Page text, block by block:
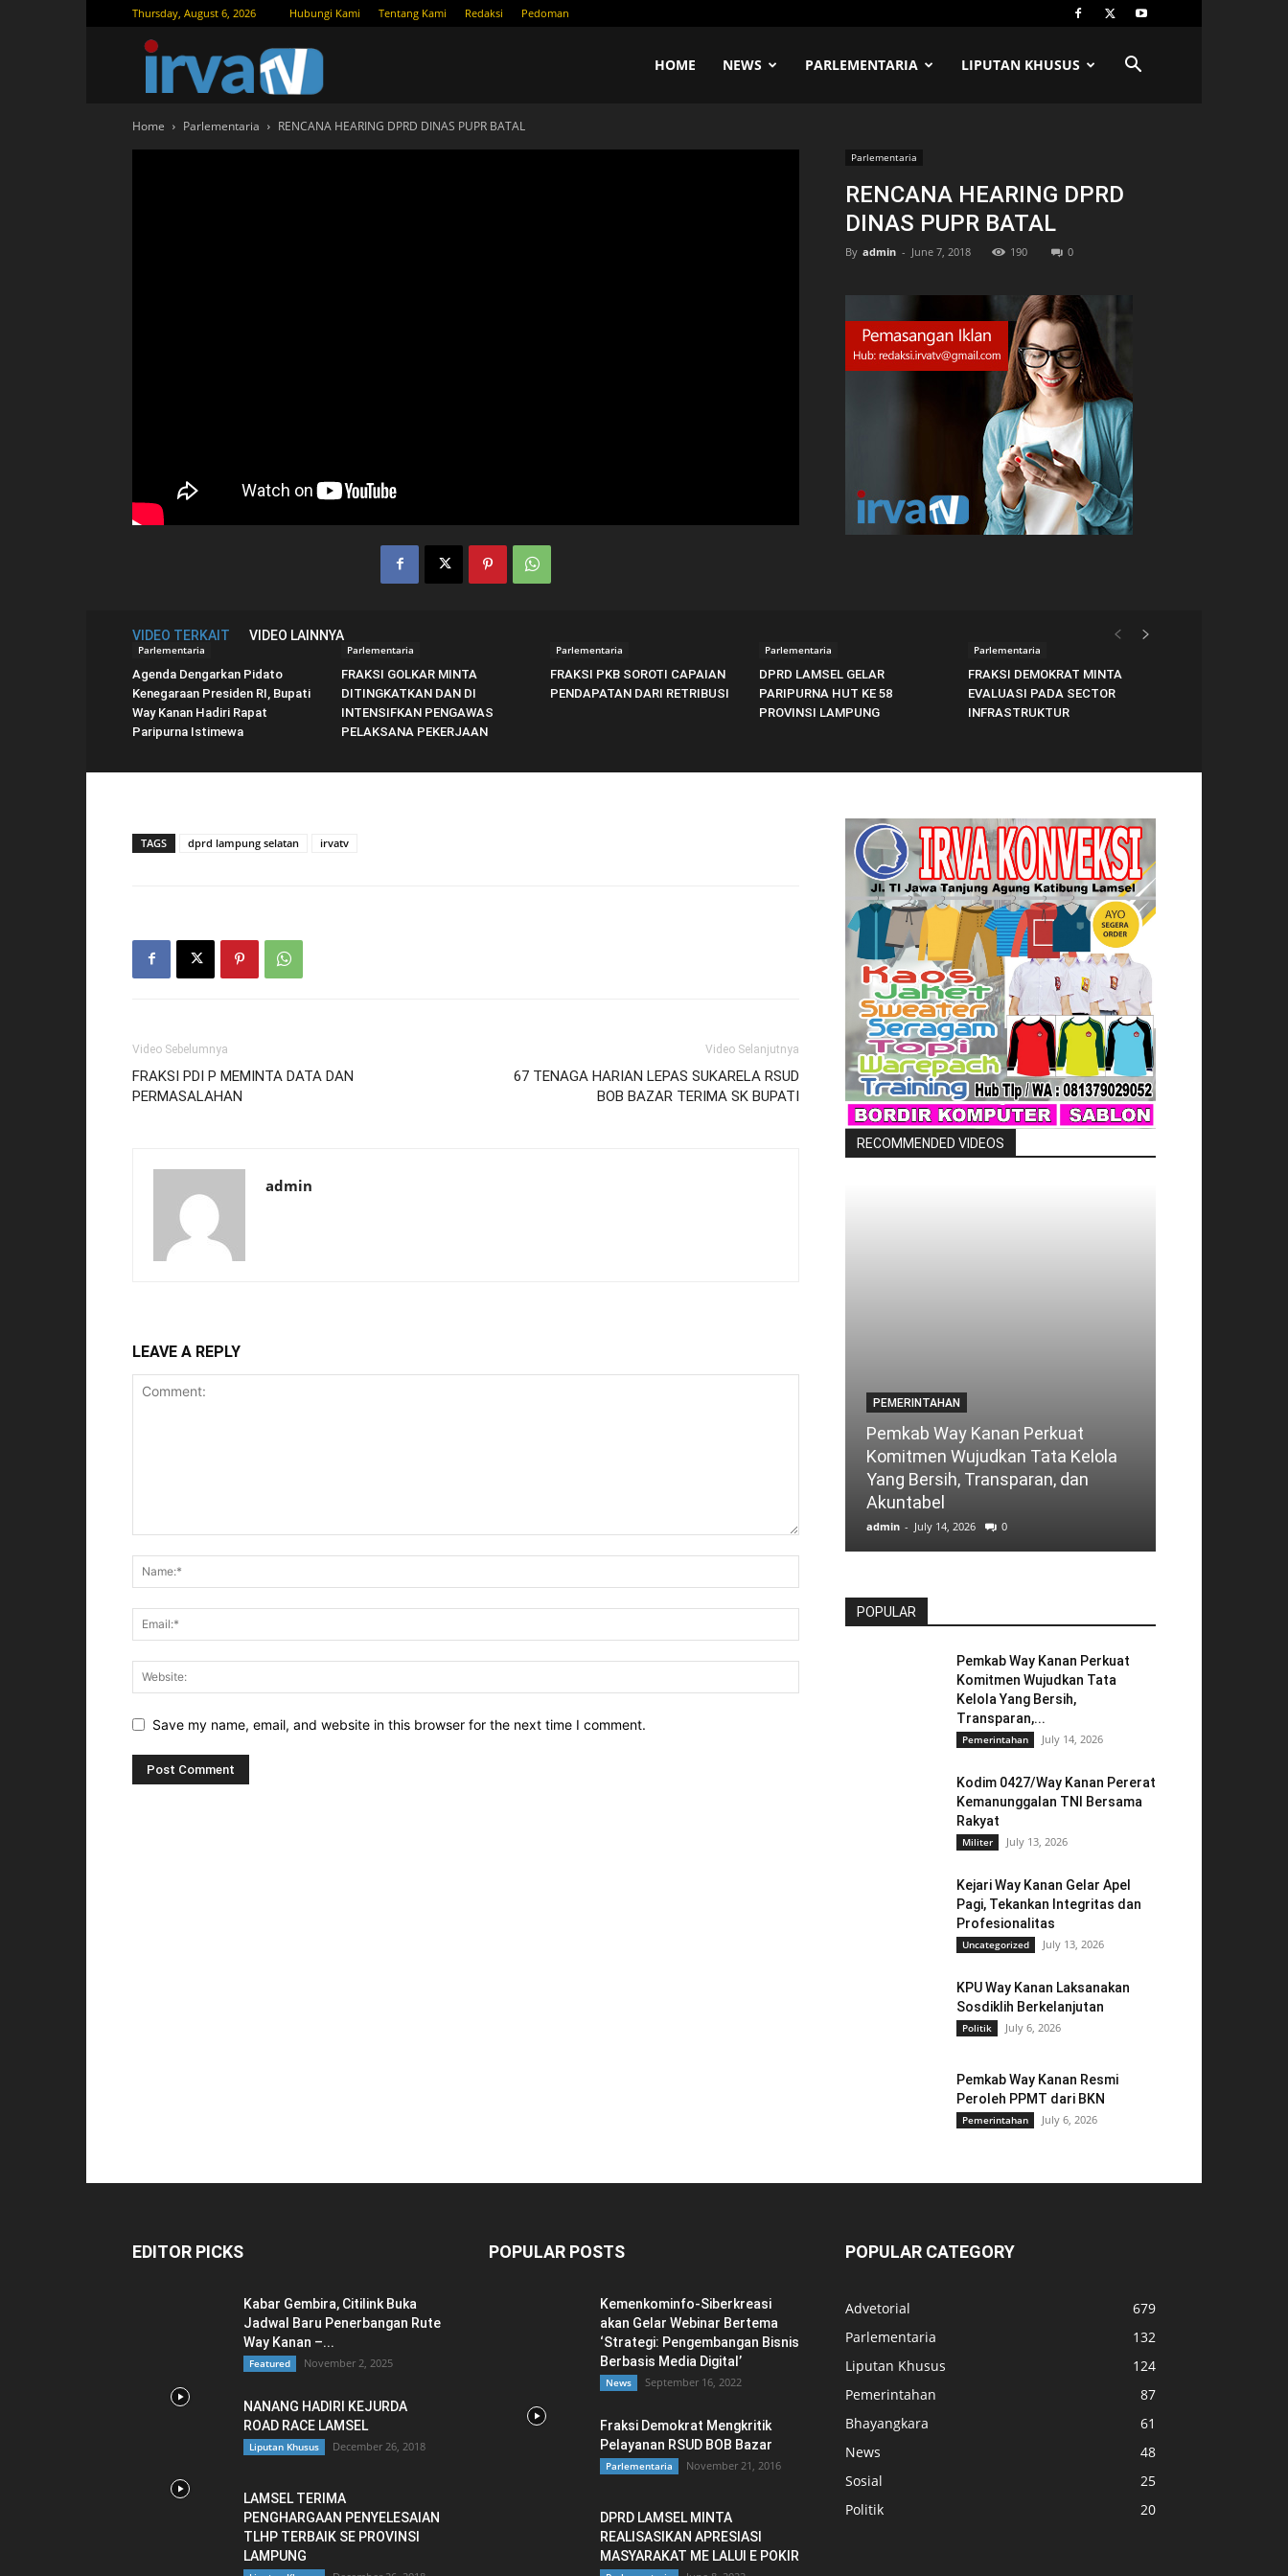
Thursday, August 6, 2026 Hubungi Kami Tentang Kami Redaksi Pedoman
HOME NEWS PARLEMENTARIA LIPUTAN KHUSUS
Home Parlementaria RENCANA HEARING DPRD DINAS PUPR BATAL
Parlementaria
RENCANA HEARING DPRD
DINAS PUPR BATAL
By admin - June 7, 2018 190 0
VIDEO TERKAIT VIDEO LAINNYA
Parlementaria
Agenda Dengarkan Pidato
Kenegaraan Presiden RI, Bupati
Way Kanan Hadiri Rapat
Paripurna Istimewa
Parlementaria
FRAKSI GOLKAR MINTA
DITINGKATKAN DAN DI
INTENSIFKAN PENGAWAS
PELAKSANA PEKERJAAN
Parlementaria
FRAKSI PKB SOROTI CAPAIAN
PENDAPATAN DARI RETRIBUSI
Parlementaria
DPRD LAMSEL GELAR
PARIPURNA HUT KE 58
PROVINSI LAMPUNG
Parlementaria
FRAKSI DEMOKRAT MINTA
EVALUASI PADA SECTOR
INFRASTRUKTUR
TAGS dprd lampung selatan irvatv
Video Sebelumnya
FRAKSI PDI P MEMINTA DATA DAN
PERMASALAHAN
Video Selanjutnya
67 TENAGA HARIAN LEPAS SUKARELA RSUD
BOB BAZAR TERIMA SK BUPATI
admin
LEAVE A REPLY
Save my name, email, and website in this browser for the next time I comment.
RECOMMENDED VIDEOS
PEMERINTAHAN
Pemkab Way Kanan Perkuat
Komitmen Wujudkan Tata Kelola
Yang Bersih, Transparan, dan
Akuntabel
admin - July 14, 2026 0
POPULAR
Pemkab Way Kanan Perkuat
Komitmen Wujudkan Tata
Kelola Yang Bersih,
Transparan,...
Pemerintahan July 14, 2026
Kodim 0427/Way Kanan Pererat
Kemanunggalan TNI Bersama
Rakyat
Militer July 13, 2026
Kejari Way Kanan Gelar Apel
Pagi, Tekankan Integritas dan
Profesionalitas
Uncategorized July 13, 2026
KPU Way Kanan Laksanakan
Sosdiklih Berkelanjutan
Politik July 6, 2026
Pemkab Way Kanan Resmi
Peroleh PPMT dari BKN
Pemerintahan July 6, 2026
EDITOR PICKS
Kabar Gembira, Citilink Buka
Jadwal Baru Penerbangan Rute
Way Kanan –...
Featured November 2, 2025
NANANG HADIRI KEJURDA
ROAD RACE LAMSEL
Liputan Khusus December 26, 2018
LAMSEL TERIMA
PENGHARGAAN PENYELESAIAN
TLHP TERBAIK SE PROVINSI
LAMPUNG
POPULAR POSTS
Kemenkominfo-Siberkreasi
akan Gelar Webinar Bertema
‘Strategi: Pengembangan Bisnis
Berbasis Media Digital’
News September 16, 2022
Fraksi Demokrat Mengkritik
Pelayanan RSUD BOB Bazar
Parlementaria November 21, 2016
DPRD LAMSEL MINTA
REALISASIKAN APRESIASI
MASYARAKAT ME LALUI E POKIR
POPULAR CATEGORY
Advetorial
679
Parlementaria
132
Liputan Khusus
124
Pemerintahan
87
Bhayangkara
61
News
48
Sosial
25
Politik
20